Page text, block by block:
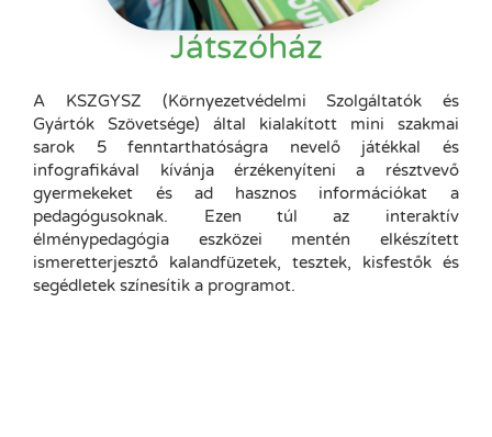
Játszóház
A KSZGYSZ (Környezetvédelmi Szolgáltatók és
Gyártók Szövetsége) által kialakított mini szakmai
sarok 5 fenntarthatóságra nevelő játékkal és
infografikával kívánja érzékenyíteni a résztvevő
gyermekeket és ad hasznos információkat a
pedagógusoknak. Ezen túl az interaktív
élménypedagógia eszközei mentén elkészített
ismeretterjesztő kalandfüzetek, tesztek, kisfestők és
segédletek színesítik a programot.